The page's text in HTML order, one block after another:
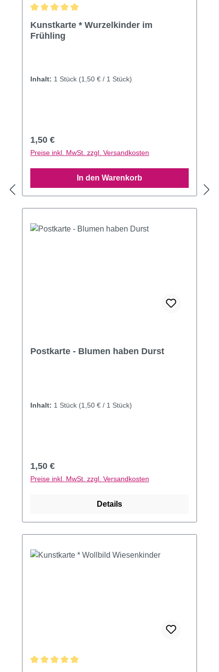
Kunstkarte * Wurzelkinder im
Frühling
Inhalt: 1 Stück (1,50 € / 1 Stück)
Regulärer Preis:
1,50 €
Preise inkl. MwSt. zzgl. Versandkosten
In den Warenkorb
Postkarte - Blumen haben Durst
Inhalt: 1 Stück (1,50 € / 1 Stück)
Regulärer Preis:
1,50 €
Preise inkl. MwSt. zzgl. Versandkosten
Details